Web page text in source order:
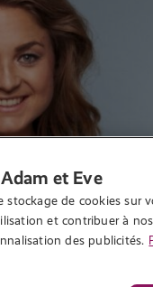
et Eve
stockage de cookies sur
et contribuer à
des publicités.